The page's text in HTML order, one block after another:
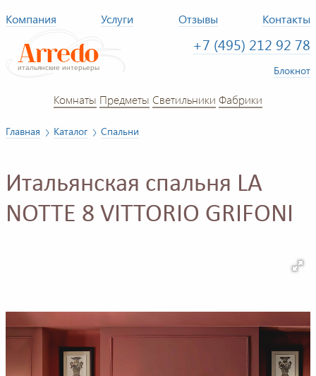
Компания Услуги Отзывы Контакты
+7 (495) 212 92 78
Блокнот
Комнаты Предметы Светильники Фабрики
Главная Каталог Спальни
Итальянская спальня LA
NOTTE 8 VITTORIO GRIFONI